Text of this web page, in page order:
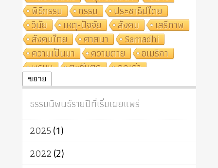
พิธีกรรม
กรรม
ประชาธิปไตย
วินัย
เหตุ-ปัจจัย สังคม
เสรีภาพ
สังคมไทย
ศาสนา
Samādhi
ความเป็นมา
ความตาย
อเมริกา
พรหม
ตะวันตก
คุณค่า
ปฏิจจสมุปบาท
ศาสนาประจำชาติ
อินเดีย
ผู้บริโภค
ธรรมาธิปไตย
จักร
การแยกรัฐกับศาสนา
ธรรมชาติ
เทคโนโลยี
สิทธิ
พุทธบริษัท
ขยาย
ธรรมนิพนธ์รายปีที่เริ่มเผยแพร่
2025(1)
2022(2)